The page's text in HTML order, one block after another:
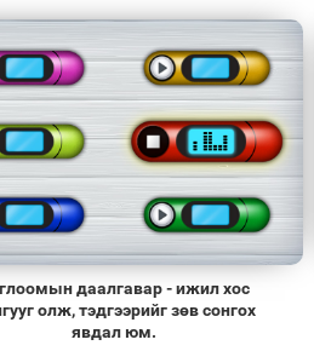
даалгавар - ижил хос
олж, тэдгээрийг зөв сонгох
явдал юм.